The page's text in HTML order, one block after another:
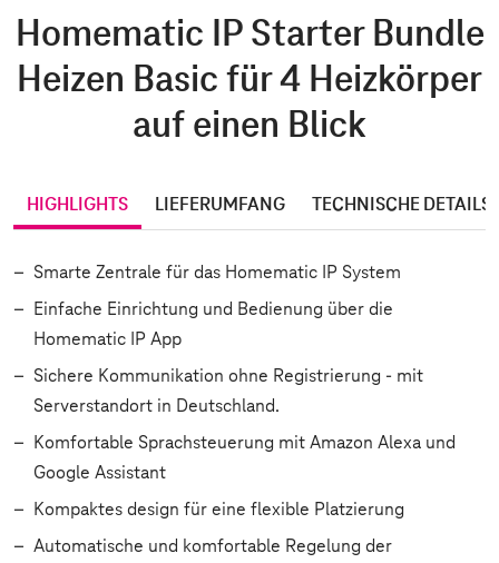
Homematic IP Starter Bundle
Heizen Basic für 4 Heizkörper
auf einen Blick
HIGHLIGHTS LIEFERUMFANG TECHNISCHE DETAILS
Smarte Zentrale für das Homematic IP System
Einfache Einrichtung und Bedienung über die
Homematic IP App
Sichere Kommunikation ohne Registrierung - mit
Serverstandort in Deutschland.
Komfortable Sprachsteuerung mit Amazon Alexa und
Google Assistant
Kompaktes design für eine flexible Platzierung
Automatische und komfortable Regelung der